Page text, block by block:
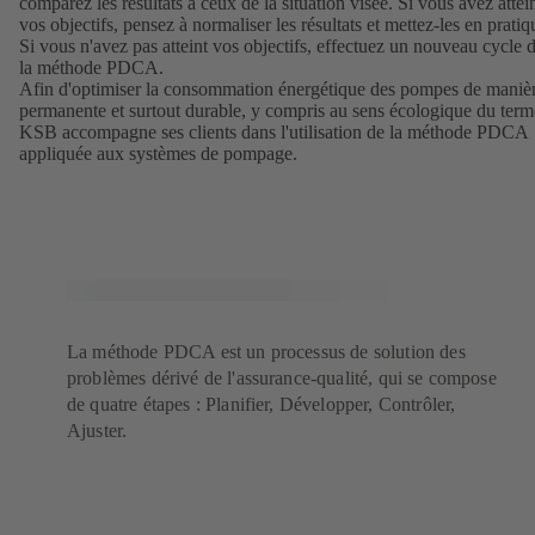
vos objectifs, pensez à normaliser les résultats et mettez-les en
Si vous n'avez pas atteint vos objectifs, effectuez un nouveau cycle
la méthode PDCA.
Afin d'optimiser la consommation énergétique des pompes de
permanente et surtout durable, y compris au sens écologique du
KSB accompagne ses clients dans l'utilisation de la méthode PDCA
appliquée aux systèmes de pompage.
La méthode PDCA est un processus de solution des
problèmes dérivé de l'assurance-qualité, qui se compose
de quatre étapes : Planifier, Développer, Contrôler,
Ajuster.